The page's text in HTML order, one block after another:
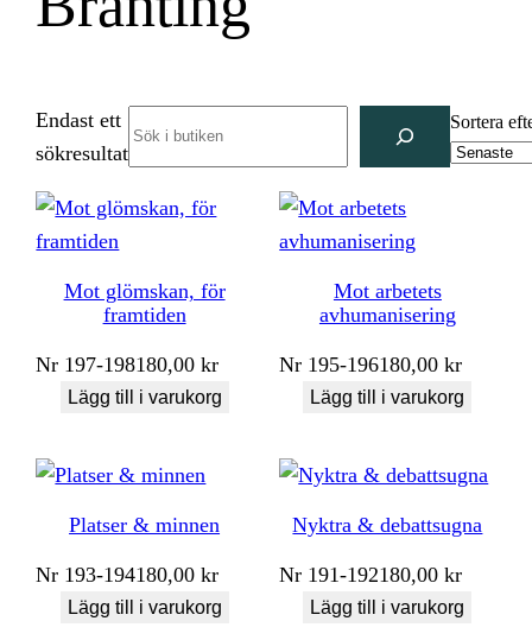
Endast ett
sökresultat
Sortera
Mot glömskan, för
framtiden
Nr 197-198180,00kr
Lägg till i varukorg
Mot arbetets
avhumanisering
Nr 195-196180,00kr
Lägg till i varukorg
Platser & minnen
Nr 193-194180,00kr
Lägg till i varukorg
Nyktra & debattsugna
Nr 191-192180,00kr
Lägg till i varukorg